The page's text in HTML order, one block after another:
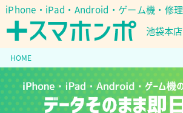
iPhone・iPad・Android・ゲーム機・修理
池袋本店
HOME